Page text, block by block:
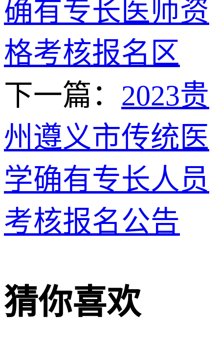
确有专长医师资
格考核报名区
下一篇： 2023贵
州遵义市传统医
学确有专长人员
考核报名公告
猜你喜欢